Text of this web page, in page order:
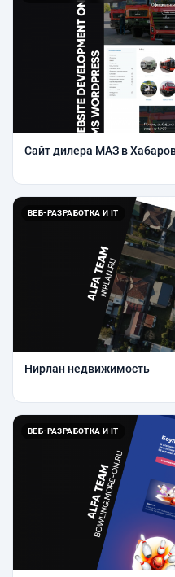
Сайт дилера МАЗ в
ВЕБ-РАЗРАБОТКА И IT
Нирлан недвижимость
ВЕБ-РАЗРАБОТКА И IT